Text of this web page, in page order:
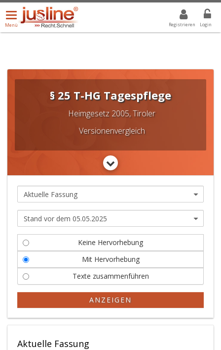
Registrieren Login
Menü
öffnen/schließen
Menü
ALLE DROPDOWN: GEWÄHLTER WERT IST ALLE
§ 25 T-HG Tagespflege
Heimgesetz 2005, Tiroler
Versionenvergleich
Keine Hervorhebung
Mit Hervorhebung
Texte zusammenführen
ANZEIGEN
Aktuelle Fassung